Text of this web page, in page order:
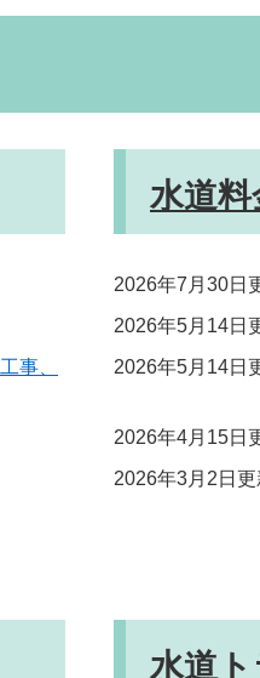
事、
水道料
2026年7月30日
2026年5月14日
2026年5月14日
2026年4月15日
2026年3月2日更
水道